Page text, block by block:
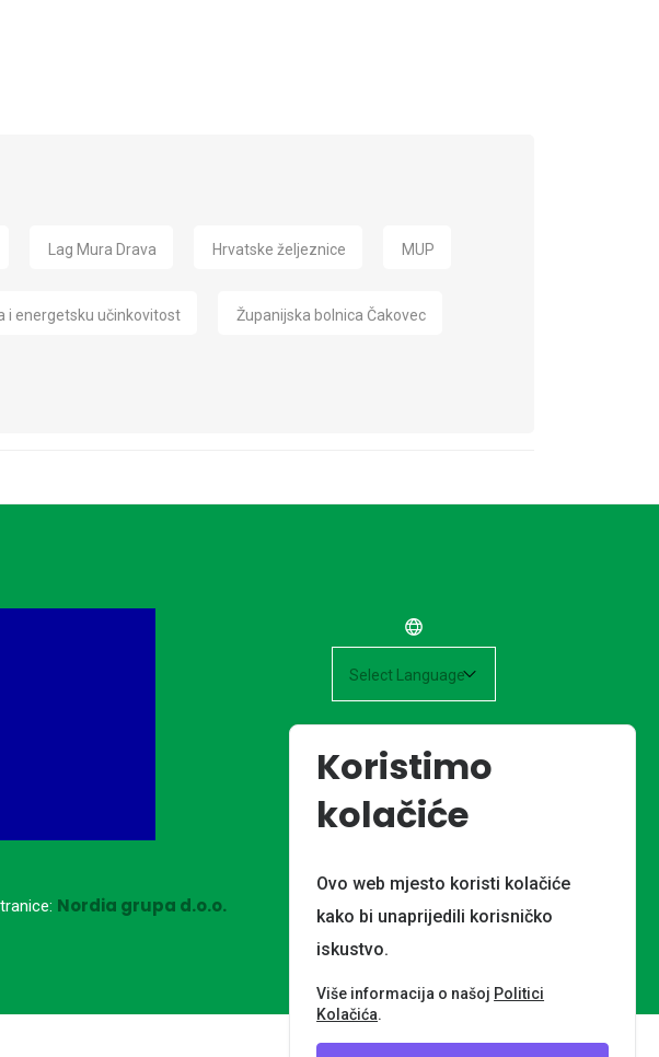
Lag Mura Drava Hrvatske željeznice MUP
i energetsku učinkovitost Županijska bolnica Čakovec
Nordia grupa d.o.o.
Koristimo
kolačiće
Ovo web mjesto koristi kolačiće
kako bi unaprijedili korisničko
iskustvo.
Više informacija o našoj Politici
Kolačića.